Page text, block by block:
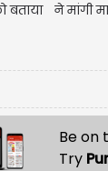
बताया
ने मांगी
Be on
Try